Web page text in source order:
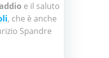
e il saluto
, che è anche
Spandre